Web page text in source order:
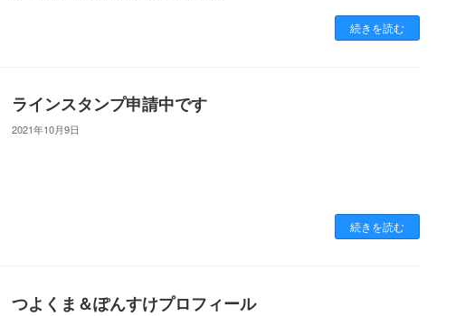
続きを読む
ラインスタンプ申請中です
2021年10月9日
続きを読む
つよくま＆ぽんすけプロフィール